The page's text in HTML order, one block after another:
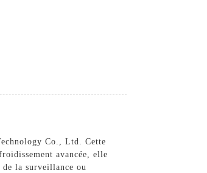
Co., Ltd. Cette
avancée, elle
la surveillance ou